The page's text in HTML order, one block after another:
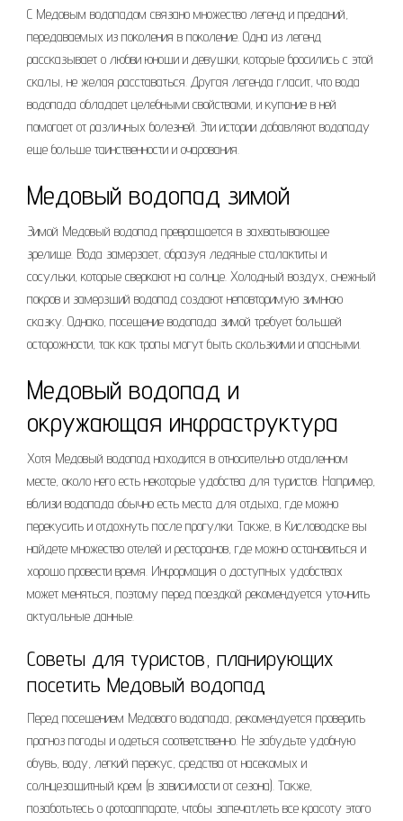
С Медовым водопадом связано множество легенд и преданий,
передаваемых из поколения в поколение. Одна из легенд
рассказывает о любви юноши и девушки, которые бросились с этой
скалы, не желая расставаться. Другая легенда гласит, что вода
водопада обладает целебными свойствами, и купание в ней
помогает от различных болезней. Эти истории добавляют водопаду
еще больше таинственности и очарования.
Медовый водопад зимой
Зимой Медовый водопад превращается в захватывающее
зрелище. Вода замерзает, образуя ледяные сталактиты и
сосульки, которые сверкают на солнце. Холодный воздух, снежный
покров и замерзший водопад создают неповторимую зимнюю
сказку. Однако, посещение водопада зимой требует большей
осторожности, так как тропы могут быть скользкими и опасными.
Медовый водопад и
окружающая инфраструктура
Хотя Медовый водопад находится в относительно отдаленном
месте, около него есть некоторые удобства для туристов. Например,
вблизи водопада обычно есть места для отдыха, где можно
перекусить и отдохнуть после прогулки. Также, в Кисловодске вы
найдете множество отелей и ресторанов, где можно остановиться и
хорошо провести время. Информация о доступных удобствах
может меняться, поэтому перед поездкой рекомендуется уточнить
актуальные данные.
Советы для туристов, планирующих
посетить Медовый водопад
Перед посещением Медового водопада, рекомендуется проверить
прогноз погоды и одеться соответственно. Не забудьте удобную
обувь, воду, легкий перекус, средства от насекомых и
солнцезащитный крем (в зависимости от сезона). Также,
позаботьтесь о фотоаппарате, чтобы запечатлеть все красоту этого